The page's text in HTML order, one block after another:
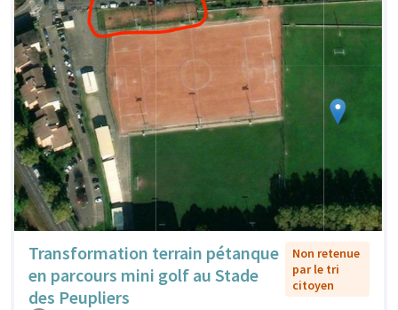
Transformation terrain pétanque
en parcours mini golf au Stade
des Peupliers
Non retenue
par le tri
citoyen